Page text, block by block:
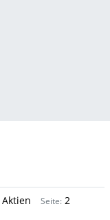
Aktien Seite: 2